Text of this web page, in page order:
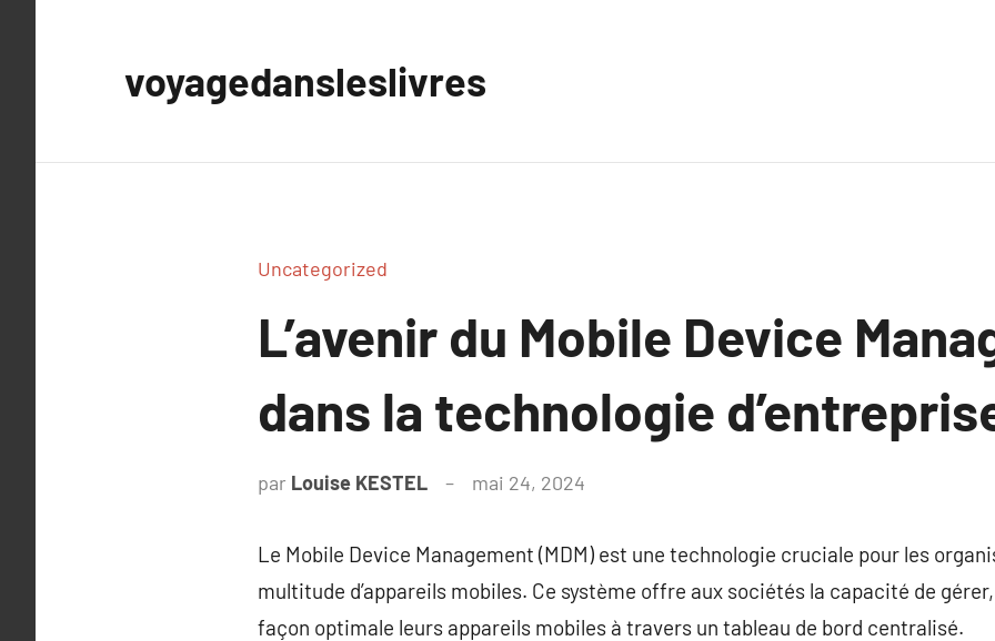
voyagedansleslivres
Uncategorized
L’avenir du Mobile Device
dans la technologie
par Louise KESTEL mai 24, 2024
Le Mobile Device Management (MDM) est une technologie cruciale pour les
multitude d’appareils mobiles. Ce système offre aux sociétés la capacité de
façon optimale leurs appareils mobiles à travers un tableau de bord centralisé.